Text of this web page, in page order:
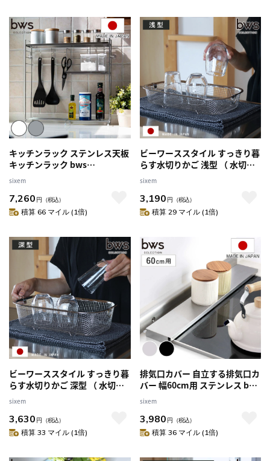
キッチンラック ステンレス天板
キッチンラック bws
SELECTION （ 日本製 ステンレ
レクション 燕三条 コンロサイ
ドラック スリムスパイスラック
sixem
7,260 円 （税込）
積算 66 マイル (1倍)
ビーワーススタイル すっきり暮
らす水切りかご 浅型 （ 水切り
ラック 日本製 ステンレス 水切
ク上 燕三条 食洗機対応 水切り
バスケット 水切り籠 ざる ザル
sixem
3,190 円 （税込）
積算 29 マイル (1倍)
ビーワーススタイル すっきり暮
らす水切りかご 深型 （ 水切り
ラック 日本製 ステンレス 水切
りかご 水切りカゴ シンク上 水
切り 燕三条 食洗機対応 水切り
バスケット ざる ザル コンパク
sixem
3,630 円 （税込）
積算 33 マイル (1倍)
排気口カバー 自立する排気口カ
バー 幅60cm用 ステンレス bws
SELECTION （ 日本製 燕三条
60cm フラット 排気口用カバー
排気口ガード ビーワースセレク
ション 幅60cm 排気口 カバー
sixem
3,980 円 （税込）
積算 36 マイル (1倍)